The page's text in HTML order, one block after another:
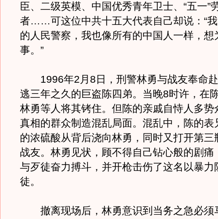
臣、二级英模、中国优秀青年卫士、“五一”
者……可这位中共十五大代表自己却说：“
的人民警察，我也像所有的中国人一样，想
事。”
1996年2月8日，刑警林勇与战友奉命
逃三年之久的巨盗陈四弟。当晚8时许，在
林勇等人将其铐住。但陈的亲戚自恃人多势
真相的群众制造混乱局面。混乱中，陈的表
的浓硫酸从背后浇向林勇，同时又打开第三
战友。林勇见状，顾不得自己钻心般的剧痛
与歹徒奋力搏斗，并开枪击伤了这名以暴力
徒。
撤离现场后，林勇意识到当务之急必须